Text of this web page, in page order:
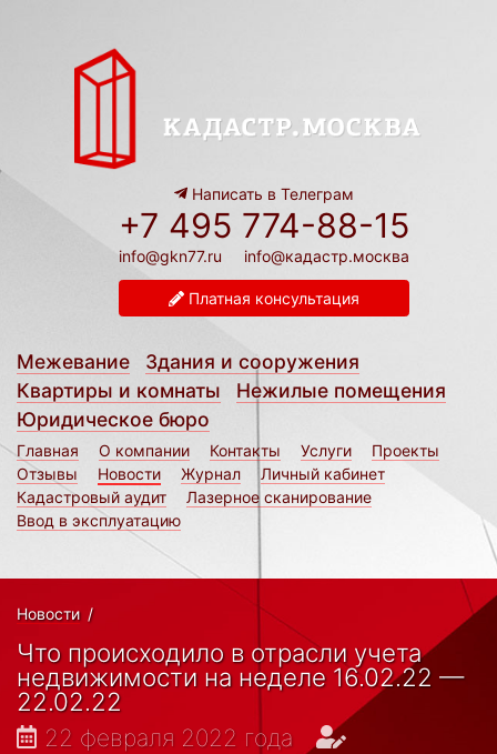
Написать в Телеграм
+7 495 774-88-15
info@gkn77.ru info@кадастр.москва
Платная консультация
Межевание
Здания и сооружения
Квартиры и комнаты
Нежилые помещения
Юридическое бюро
Главная О компании Контакты Услуги
Проекты
Отзывы
Новости Журнал
Личный кабинет
Кадастровый аудит
Лазерное сканирование
Ввод в эксплуатацию
Новости /
Что происходило в отрасли учета
недвижимости на неделе 16.02.22 —
22.02.22
22 февраля 2022 года